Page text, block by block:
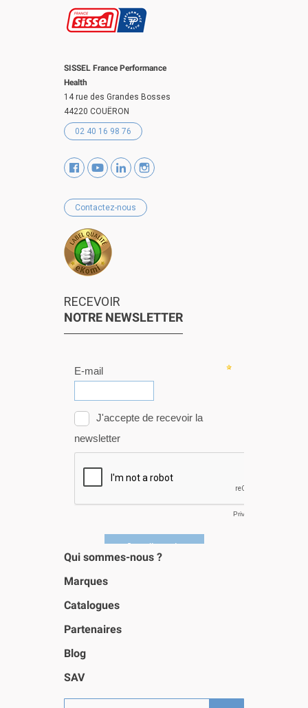
SISSEL France Performance
Health
14 rue des Grandes Bosses
44220 COUËRON
02 40 16 98 76
Contactez-nous
RECEVOIR
NOTRE NEWSLETTER
Qui sommes-nous ?
Marques
Catalogues
Partenaires
Blog
SAV